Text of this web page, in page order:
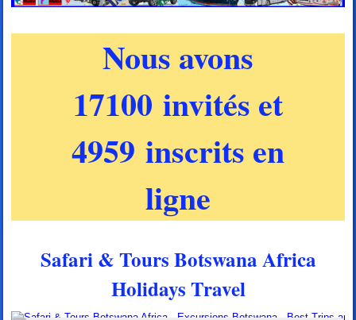
Nous avons
17100 invités et
4959 inscrits en
ligne
Safari & Tours Botswana Africa
Holidays Travel